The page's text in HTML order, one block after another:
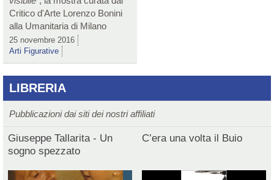
Critico d'Arte Lorenzo Bonini
alla Umanitaria di Milano
25 novembre 2016
Arti Figurative
LIBRERIA
Pubblicazioni dai siti dei nostri affiliati
Giuseppe Tallarita - Un
sogno spezzato
C’era una volta il Buio